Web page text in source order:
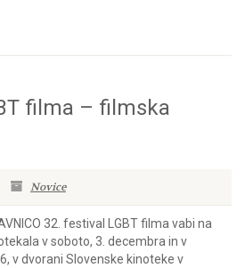
filma – filmska
Novice
32. festival LGBT filma vabi na
v soboto, 3. decembra in v
v dvorani Slovenske kinoteke v